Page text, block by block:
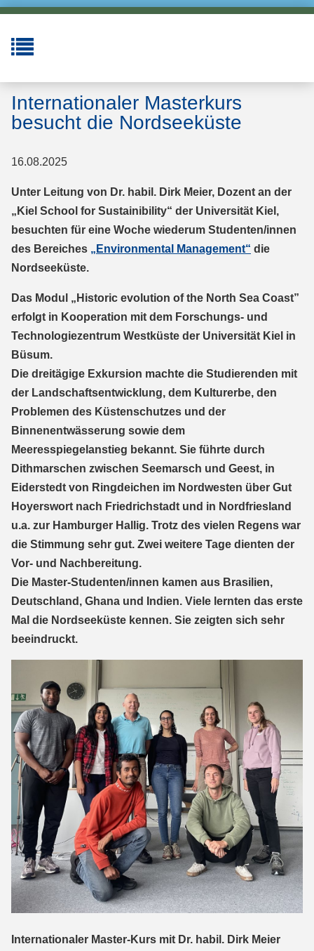
Internationaler Masterkurs
besucht die Nordseeküste
16.08.2025
Unter Leitung von Dr. habil. Dirk Meier, Dozent an der
„Kiel School for Sustainibility“ der Universität Kiel,
besuchten für eine Woche wiederum Studenten/innen
des Bereiches „Environmental Management“ die
Nordseeküste.
Das Modul „Historic evolution of the North Sea Coast”
erfolgt in Kooperation mit dem Forschungs- und
Technologiezentrum Westküste der Universität Kiel in
Büsum.
Die dreitägige Exkursion machte die Studierenden mit
der Landschaftsentwicklung, dem Kulturerbe, den
Problemen des Küstenschutzes und der
Binnenentwässerung sowie dem
Meeresspiegelanstieg bekannt. Sie führte durch
Dithmarschen zwischen Seemarsch und Geest, in
Eiderstedt von Ringdeichen im Nordwesten über Gut
Hoyerswort nach Friedrichstadt und in Nordfriesland
u.a. zur Hamburger Hallig. Trotz des vielen Regens war
die Stimmung sehr gut. Zwei weitere Tage dienten der
Vor- und Nachbereitung.
Die Master-Studenten/innen kamen aus Brasilien,
Deutschland, Ghana und Indien. Viele lernten das erste
Mal die Nordseeküste kennen. Sie zeigten sich sehr
beeindruckt.
Internationaler Master-Kurs mit Dr. habil. Dirk Meier